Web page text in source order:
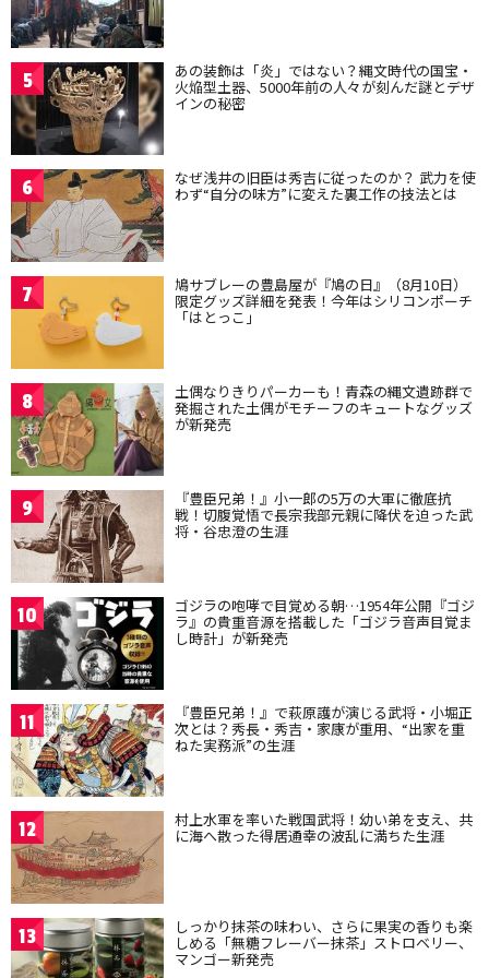
5 あの装飾は「炎」ではない？縄文時代の国宝・
火焔型土器、5000年前の人々が刻んだ謎とデザ
インの秘密
6 なぜ浅井の旧臣は秀吉に従ったのか？ 武力を使
わず“自分の味方”に変えた裏工作の技法とは
7 鳩サブレーの豊島屋が『鳩の日』（8月10日）
限定グッズ詳細を発表！今年はシリコンポーチ
「はとっこ」
8 土偶なりきりパーカーも！青森の縄文遺跡群で
発掘された土偶がモチーフのキュートなグッズ
が新発売
9 『豊臣兄弟！』小一郎の5万の大軍に徹底抗
戦！切腹覚悟で長宗我部元親に降伏を迫った武
将・谷忠澄の生涯
10 ゴジラの咆哮で目覚める朝…1954年公開『ゴジ
ラ』の貴重音源を搭載した「ゴジラ音声目覚ま
し時計」が新発売
11 『豊臣兄弟！』で萩原護が演じる武将・小堀正
次とは？秀長・秀吉・家康が重用、“出家を重
ねた実務派”の生涯
12 村上水軍を率いた戦国武将！幼い弟を支え、共
に海へ散った得居通幸の波乱に満ちた生涯
13 しっかり抹茶の味わい、さらに果実の香りも楽
しめる「無糖フレーバー抹茶」ストロベリー、
マンゴー新発売